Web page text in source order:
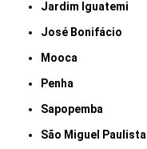
Jardim Iguatemi
José Bonifácio
Mooca
Penha
Sapopemba
São Miguel Paulista